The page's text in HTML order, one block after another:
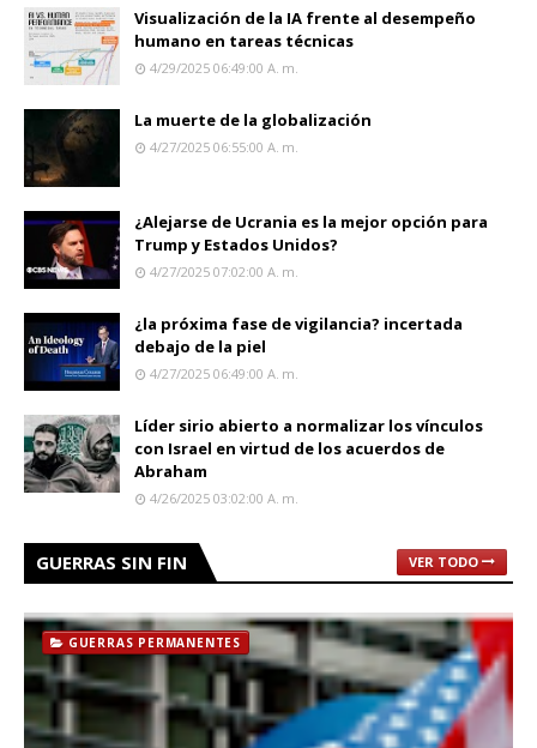
Visualización de la IA frente al desempeño
humano en tareas técnicas
4/29/2025 06:49:00 A. M.
La muerte de la globalización
4/27/2025 06:55:00 A. M.
¿Alejarse de Ucrania es la mejor opción para
Trump y Estados Unidos?
4/27/2025 07:02:00 A. M.
¿la próxima fase de vigilancia? incertada
debajo de la piel
4/27/2025 06:49:00 A. M.
Líder sirio abierto a normalizar los vínculos
con Israel en virtud de los acuerdos de
Abraham
4/26/2025 03:02:00 A. M.
GUERRAS SIN FIN VER TODO
GUERRAS PERMANENTES